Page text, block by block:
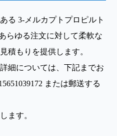
る 3-メルカプトプロピルト
らゆる注文に対して柔軟な
積もりを提供します。
細については、下記までお
または郵送する
ます。